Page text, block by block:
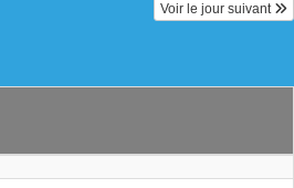
Voir le jour suivant